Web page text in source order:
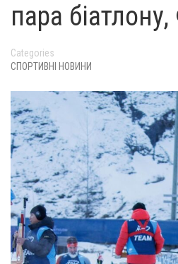
пара
Categories
СПОРТИВНІ НОВИНИ